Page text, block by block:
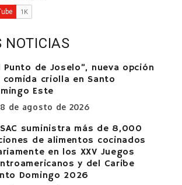
NOTICIAS
Punto de Joselo”, nueva opción
comida criolla en Santo
Este
8 de agosto de 2026
suministra más de 8,000
de alimentos cocinados
en los XXV Juegos
y del Caribe
Domingo 2026